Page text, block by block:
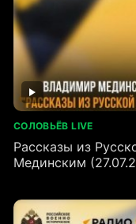
СОЛОВЬЁВ LIVE
Рассказы из
Мединским